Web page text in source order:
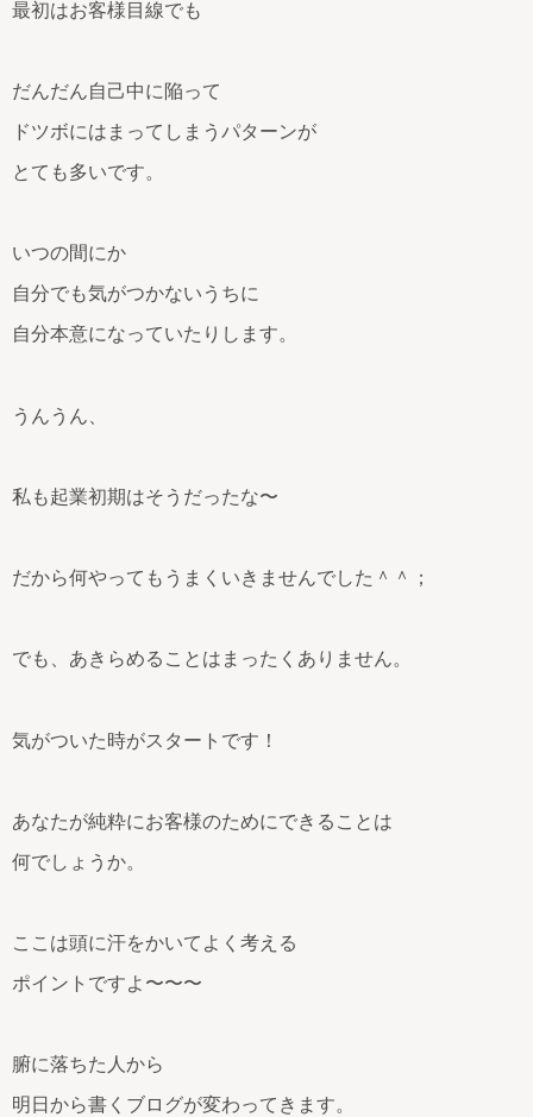
最初はお客様目線でも
だんだん自己中に陥って
ドツボにはまってしまうパターンが
とても多いです。
いつの間にか
自分でも気がつかないうちに
自分本意になっていたりします。
うんうん、
私も起業初期はそうだったな〜
だから何やってもうまくいきませんでした＾＾；
でも、あきらめることはまったくありません。
気がついた時がスタートです！
あなたが純粋にお客様のためにできることは
何でしょうか。
ここは頭に汗をかいてよく考える
ポイントですよ〜〜〜
腑に落ちた人から
明日から書くブログが変わってきます。